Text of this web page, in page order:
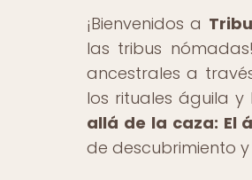
¡Bienvenidos a
las tribus
ancestrales a
los rituales águila
allá de la caza: El
de descubrimiento